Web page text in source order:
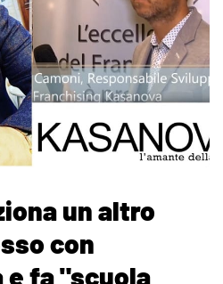
un altro
con
e fa "scuola